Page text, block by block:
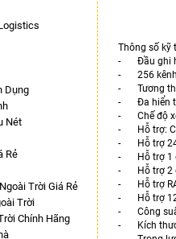
Dụng
Nét
Rẻ
Trời Giá Rẻ
Trời
Chính Hãng
Thông số kỹ
- Đầu ghi
- 256 kênh
- Tương
- Đa hiển
- Chế độ
- Hỗ trợ:
- Hỗ trợ 24
- Hỗ trợ 1 ổ
- Hỗ trợ 2
- Hỗ trợ
- Hỗ trợ
- Công
- Kích